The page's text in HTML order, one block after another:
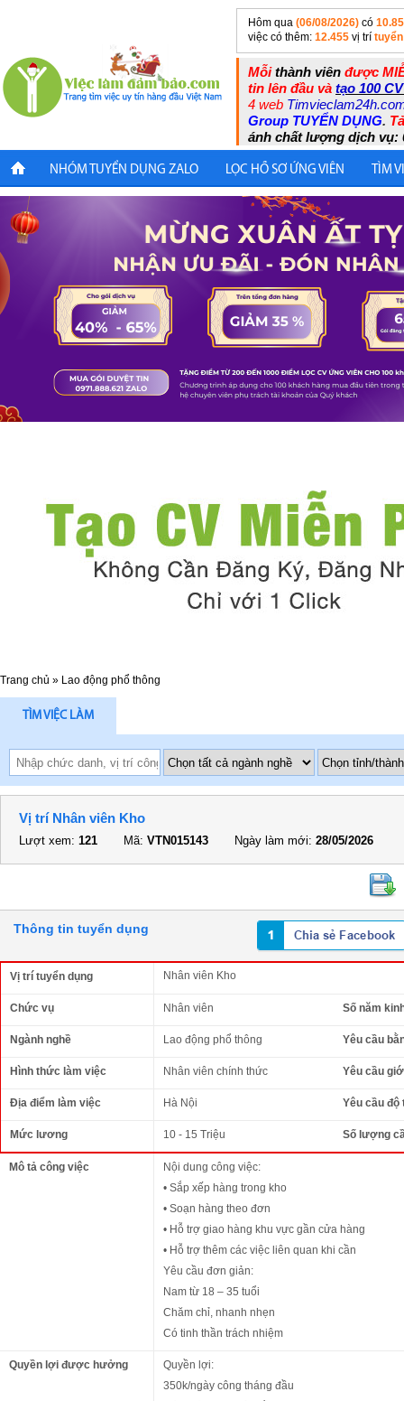
Hôm qua (06/08/2026) có
việc có thêm: 12.455 vị trí
Mỗithành viên được
tin lên đầu và tạo 100
4 web
Group TUYỂN DỤNG.
ánh chất lượng dịch vụ:
NHÓM TUYỂN DỤNG ZALO LỌC HỒ SƠ ỨNG VIÊN TÌM
Trang chủ » Lao động phổ thông
TÌM VIỆC LÀM
Vị trí Nhân viên Kho
Lượt xem: 121 Mã: VTN015143 Ngày làm mới: 28/05/2026
Thông tin tuyển dụng
Vị trí tuyển dụng Nhân viên Kho
Chức vụ Nhân viên Số năm
Ngành nghề Lao động phổ thông Yêu cầu
Hình thức làm việc Nhân viên chính thức Yêu cầu
Địa điểm làm việc Hà Nội Yêu cầu độ
Mức lương 10 - 15 Triệu Số lượng
Mô tả công việc
Nội dung công việc:
• Sắp xếp hàng trong kho
• Soạn hàng theo đơn
• Hỗ trợ giao hàng khu vực gần cửa hàng
• Hỗ trợ thêm các việc liên quan khi cần
Yêu cầu đơn giản:
Nam từ 18 – 35 tuổi
Chăm chỉ, nhanh nhẹn
Có tinh thần trách nhiệm
Quyền lợi được hưởng
Quyền lợi:
350k/ngày công tháng đầu